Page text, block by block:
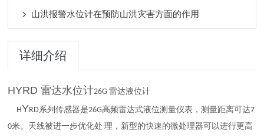
山洪报警水位计在预防山洪灾害方面的作用
详细介绍
HYRD 雷达水位计26G 雷达液位计
HYRD系列传感器是26G高频雷达式液位测量仪表，测量距离可达7
0米。天线被进一步优化处 理，新型的快速的微处理器可以进行更高